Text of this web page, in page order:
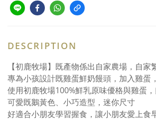
DESCRIPTION
【初鹿牧場】既產物係出自家農場，自家
專為小孩設計既雞蛋鮮奶饅頭，加入雞蛋
使用初鹿牧場100%鮮乳原味優格與雞蛋
可愛既鵝黃色、小巧造型，迷你尺寸
好適合小朋友學習握食，讓小朋友愛上食